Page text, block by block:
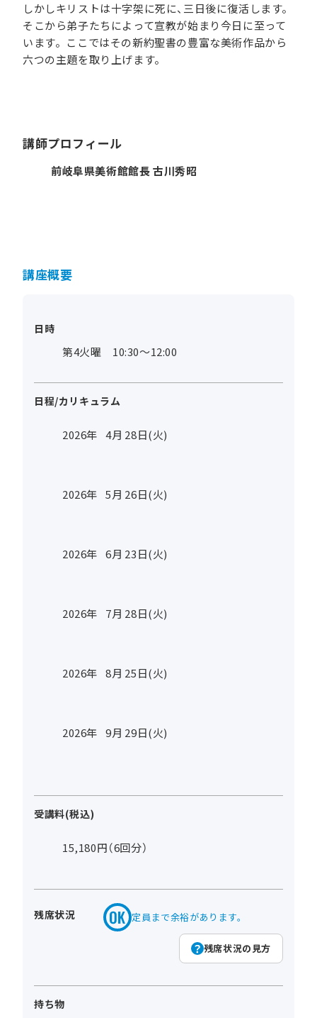
しかしキリストは十字架に死に、三日後に復活します。
そこから弟子たちによって宣教が始まり今日に至って
います。ここではその新約聖書の豊富な美術作品から
六つの主題を取り上げます。
講師プロフィール
前岐阜県美術館館長 古川秀昭
講座概要
日時
第4火曜 10:30～12:00
日程/カリキュラム
2026年 4月 28日(火)
2026年 5月 26日(火)
2026年 6月 23日(火)
2026年 7月 28日(火)
2026年 8月 25日(火)
2026年 9月 29日(火)
受講料(税込)
15,180円（6回分）
残席状況 定員まで余裕があります。
残席状況の見方
持ち物